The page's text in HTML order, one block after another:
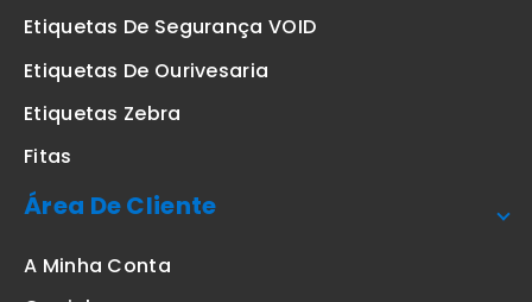
Etiquetas De Segurança VOID
Etiquetas De Ourivesaria
Etiquetas Zebra
Fitas
Área De Cliente
A Minha Conta